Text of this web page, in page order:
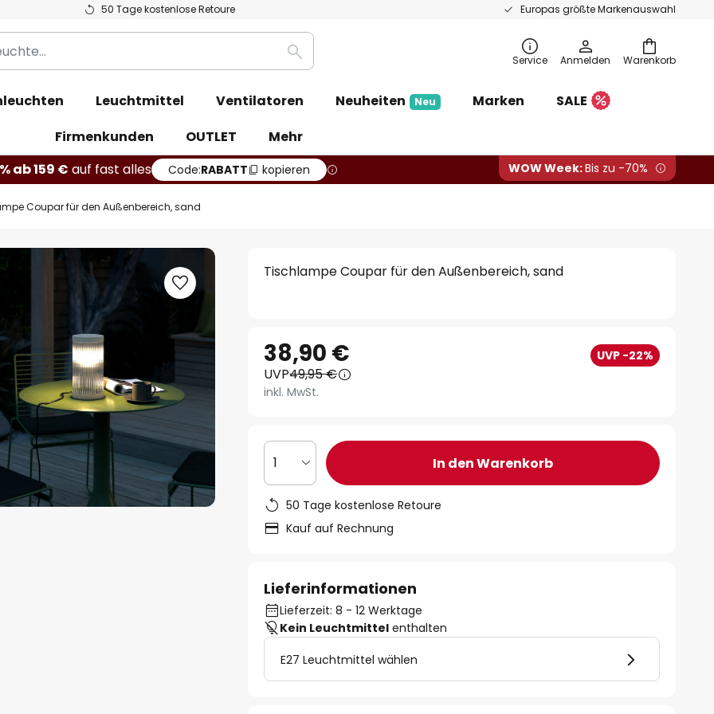
50 Tage kostenlose Retoure Europas größte Markenauswahl
Warenkorb
Suche Service Anmelden
Leuchtmittel Ventilatoren Neuheiten Neu Marken
SALE
Firmenkunden
OUTLET
Mehr
ab 159 € auf fast alles Code:RABATT kopieren WOW Week:Bis zu -70%
Coupar für den Außenbereich, sand
Tischlampe Coupar für den Außenbereich, sand
38,90 € UVP -22%
UVP49,95 €
inkl. MwSt.
1 In den Warenkorb
50 Tage kostenlose Retoure
Kauf auf Rechnung
Lieferinformationen
Lieferzeit: 8 - 12 Werktage
Kein Leuchtmittel enthalten
E27 Leuchtmittel wählen